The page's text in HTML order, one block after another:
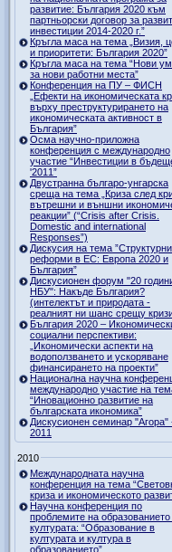
развитие: България 2020 към
партньорски договор за
инвестиции 2014-2020 г.”
Кръгла маса на тема „Визия,
и приоритети: България 2020”
Кръгла маса на тема “Нови
за нови работни места”
Конференция на ПУ – ФИСН
„Ефекти на икономическата
върху преструктурирането на
икономическата активност в
България”
Осма научно-приложна
конференция с международно
участие “Инвестиции в
'2011”
Двустранна българо-унгарска
среща на тема „Криза след
вътрешни и външни
реакции” (“Crisis after Crisis.
Domestic and international
Responses”)
Дискусия на тема
реформи в ЕС: Европа 2020 и
България”
Дискусионен форум "20
НБУ": Накъде България?
(интелектът и природата -
реалният ни шанс срещу
България 2020 –
социални перспективи:
„Икономически аспекти на
водоползването и ускоряване
финансирането на проекти”
Национална научна
международно участие на
“Иновационно развитие на
българската икономика”
Дискусионен семинар "Агора"
2011
2010
Международната научна
конференция на тема
криза и икономическото
Научна конференция по
проблемите на образованието
културата: “Образование в
културата и култура в
образованието”